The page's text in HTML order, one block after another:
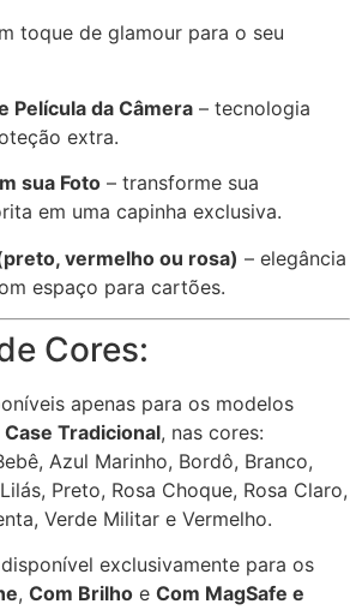
toque de glamour para o seu
Película da Câmera – tecnologia
extra.
sua Foto – transforme sua
em uma capinha exclusiva.
vermelho ou rosa) – elegância
espaço para cartões.
Cores:
apenas para os modelos
Tradicional, nas cores:
Azul Marinho, Bordô, Branco,
Preto, Rosa Choque, Rosa Claro,
Verde Militar e Vermelho.
disponível exclusivamente para os
, Com Brilho e Com MagSafe e